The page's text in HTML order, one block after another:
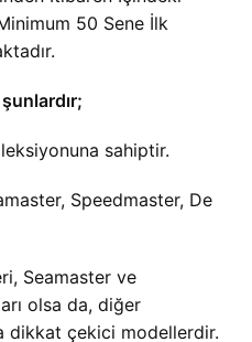
50 Sene İlk
sahiptir.
Speedmaster, De
Seamaster ve
olsa da, diğer
dikkat çekici modellerdir.